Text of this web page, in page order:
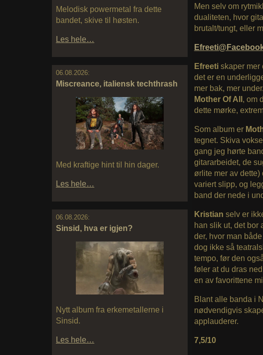
Melodisk powermetal fra dette
bandet, skive til høsten.
Les hele…
06.08.2026:
Miscreance, italiensk techthrash
Med kraftige hint til hin dager.
Les hele…
06.08.2026:
Sinsid, hva er igjen?
Nytt album fra erkemetallerne i
Sinsid.
Les hele…
Men selv om
dualiteten, hvor
brutalt/tungt, eller
Efreeti skaper mer
det er en
mer bak, mer
Mother Of All , om
dette mørke,
Som album er
tegnet. Skiva
gang jeg hørte
gitararbeidet, de
ørlite mer av
variert slipp, og
band der nede i
Kristian selv er
han slik ut, det bor
der, hvor man
dog ikke så
tempo, før den
føler at du dras
en av favorittene
Blant alle banda i
nødvendigvis
applauderer.
7,5/10